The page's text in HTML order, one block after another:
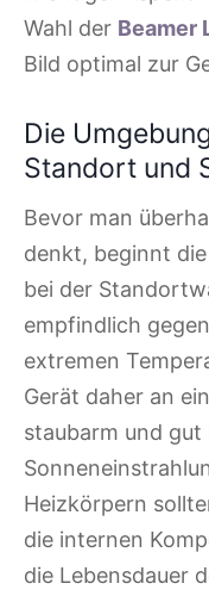
Wahl der Beamer
Bild optimal zur
Die
Standort und
Bevor man
denkt, beginnt die
bei der
empfindlich
extremen
Gerät daher an
staubarm und
Heizkörpern
die internen
die Lebensdauer